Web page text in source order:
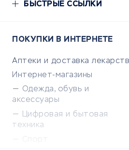
БЫСТРЫЕ ССЫЛКИ
ПОКУПКИ В ИНТЕРНЕТЕ
Аптеки и доставка лекарств
Интернет-магазины
Одежда, обувь и
аксессуары
Цифровая и бытовая
техника